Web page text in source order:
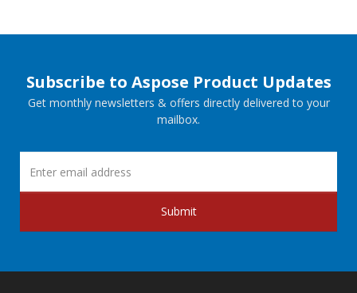
Subscribe to Aspose Product Updates
Get monthly newsletters & offers directly delivered to your
mailbox.
Submit